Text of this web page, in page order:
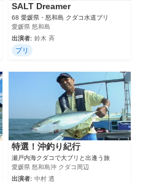
SALT Dreamer
68 愛媛県・怒和島 クダコ水道ブリ
愛媛県 怒和島
出演者: 鈴木 斉
ブリ
特選！沖釣り紀行
瀬戸内海クダコで大ブリと出逢う旅
愛媛県 怒和島沖 クダコ周辺
出演者: 中村 透